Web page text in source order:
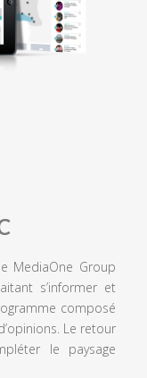
MediaOne Group
s’informer et
composé
Le retour
le paysage